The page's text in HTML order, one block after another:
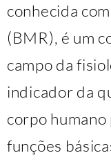
conhecida
(BMR), é um
campo da
indicador da
corpo
funções